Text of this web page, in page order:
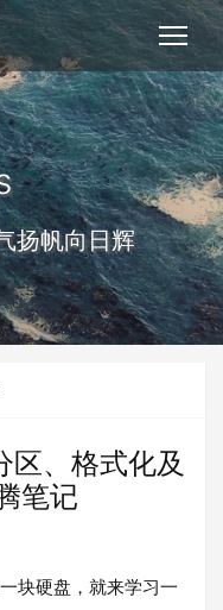
扬帆向日辉
、格式化及
笔记
块硬盘，就来学习一